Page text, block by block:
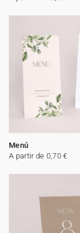
Menú
A partir de 0,70 €